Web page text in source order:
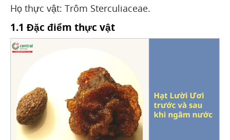
Họ thực vật: Trôm Sterculiaceae.
1.1 Đặc điểm thực vật